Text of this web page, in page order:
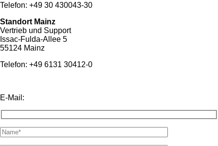
Telefon: +49 30 430043-30
Standort Mainz
Vertrieb und Support
Issac-Fulda-Allee 5
55124 Mainz
Telefon: +49 6131 30412-0
E-Mail: